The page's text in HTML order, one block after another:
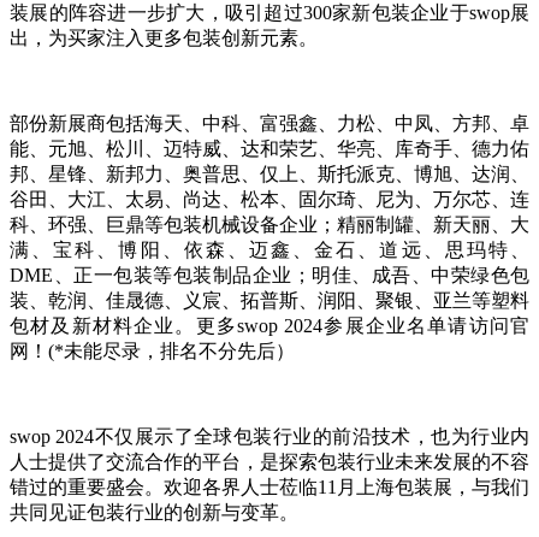
装展的阵容进一步扩大，吸引超过300家新包装企业于swop展
出，为买家注入更多包装创新元素。
部份新展商包括海天、中科、富强鑫、力松、中凤、方邦、卓
能、元旭、松川、迈特威、达和荣艺、华亮、库奇手、德力佑
邦、星锋、新邦力、奥普思、仅上、斯托派克、博旭、达润、
谷田、大江、太易、尚达、松本、固尔琦、尼为、万尔芯、连
科、环强、巨鼎等包装机械设备企业；精丽制罐、新天丽、大
满、宝科、博阳、依森、迈鑫、金石、道远、思玛特、
DME、正一包装等包装制品企业；明佳、成吾、中荣绿色包
装、乾润、佳晟德、义宸、拓普斯、润阳、聚银、亚兰等塑料
包材及新材料企业。更多swop 2024参展企业名单请访问官
网！(*未能尽录，排名不分先后）
swop 2024不仅展示了全球包装行业的前沿技术，也为行业内
人士提供了交流合作的平台，是探索包装行业未来发展的不容
错过的重要盛会。欢迎各界人士莅临11月上海包装展，与我们
共同见证包装行业的创新与变革。